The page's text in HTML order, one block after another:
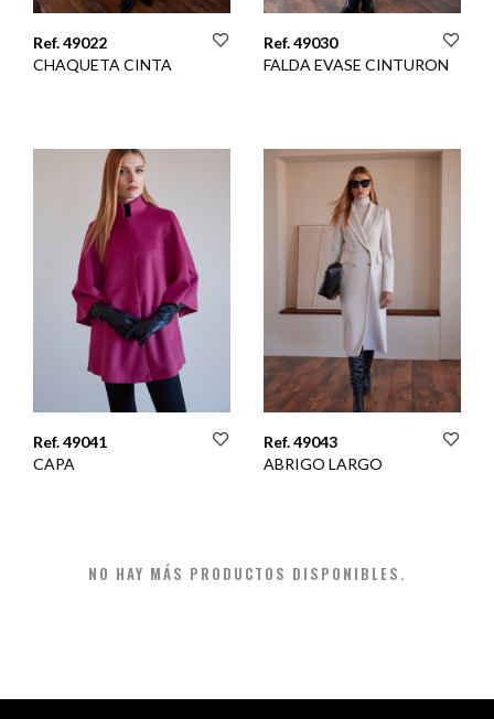
Ref. 49022
CHAQUETA CINTA
Ref. 49030
FALDA EVASE CINTURON
Ref. 49041
CAPA
Ref. 49043
ABRIGO LARGO
NO HAY MÁS PRODUCTOS DISPONIBLES.